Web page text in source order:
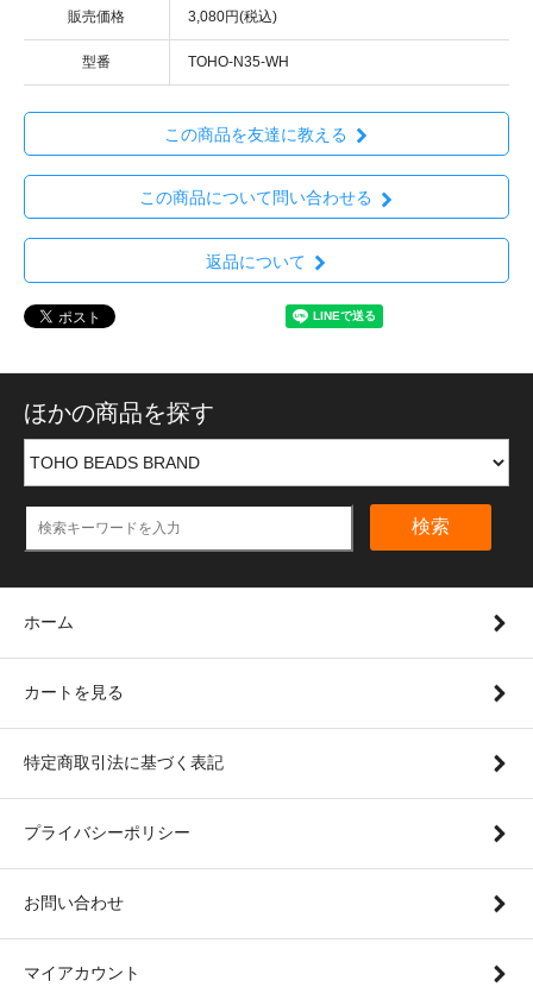
販売価格 3,080円(税込)
型番 TOHO-N35-WH
この商品を友達に教える
この商品について問い合わせる
返品について
ほかの商品を探す
検索
ホーム
カートを見る
特定商取引法に基づく表記
プライバシーポリシー
お問い合わせ
マイアカウント